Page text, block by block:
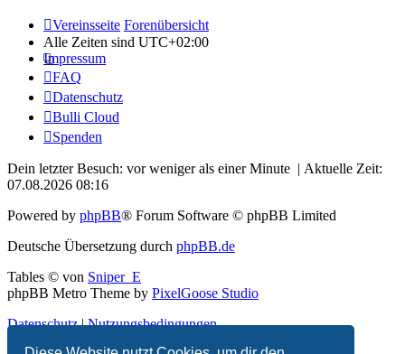
Vereinsseite Forenübersicht
Alle Zeiten sind UTC+02:00
Impressum
FAQ
Datenschutz
Bulli Cloud
Spenden
Dein letzter Besuch: vor weniger als einer Minute | Aktuelle Zeit:
07.08.2026 08:16
Powered by phpBB® Forum Software © phpBB Limited
Deutsche Übersetzung durch phpBB.de
Tables © von Sniper_E
phpBB Metro Theme by PixelGoose Studio
Datenschutz |Nutzungsbedingungen